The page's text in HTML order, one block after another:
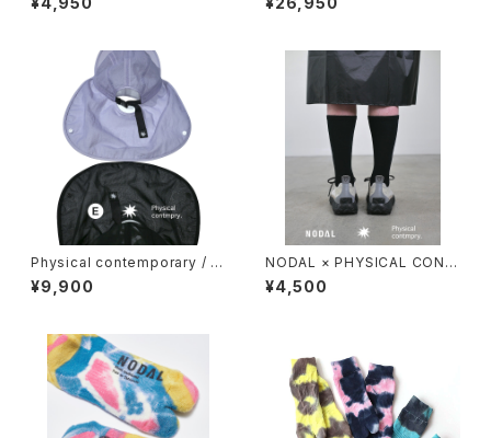
Physical contemporary / Q
uiet smr cap
¥9,900
NODAL × PHYSICAL CONT
MPRY.
¥4,500